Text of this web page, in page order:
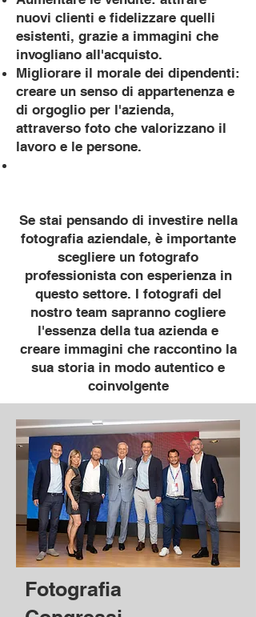
nuovi clienti e fidelizzare quelli
esistenti, grazie a immagini che
invogliano all'acquisto.
Migliorare il morale dei dipendenti:
creare un senso di appartenenza e
di orgoglio per l'azienda,
attraverso foto che valorizzano il
lavoro e le persone.
Se stai pensando di investire nella
fotografia aziendale, è importante
scegliere un fotografo
professionista con esperienza in
questo settore. I fotografi del
nostro team sapranno cogliere
l'essenza della tua azienda e
creare immagini che raccontino la
sua storia in modo autentico e
coinvolgente
Fotografia